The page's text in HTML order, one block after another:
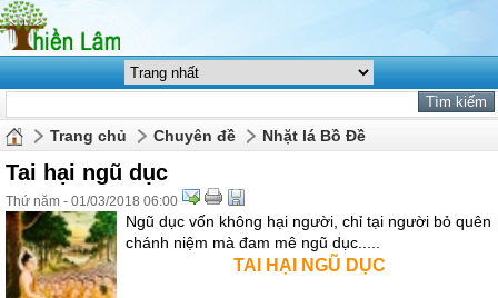
Trang chủ Chuyên đề Nhặt lá Bồ Đề
Tai hại ngũ dục
Thứ năm - 01/03/2018 06:00
Ngũ dục vốn không hại người, chỉ tại người bỏ quên
chánh niệm mà đam mê ngũ dục.....
TAI HẠI NGŨ DỤC